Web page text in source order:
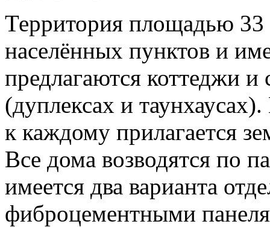
Территория площадью 33
населённых пунктов и
предлагаются коттеджи
(дуплексах и
к каждому прилагается
Все дома возводятся по
имеется два варианта
фиброцементными